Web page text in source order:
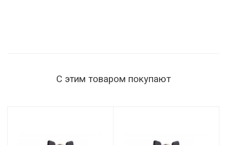
С этим товаром покупают